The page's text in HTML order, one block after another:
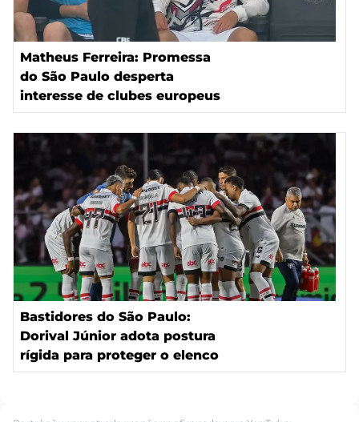
Matheus Ferreira: Promessa
do São Paulo desperta
interesse de clubes europeus
Bastidores do São Paulo:
Dorival Júnior adota postura
rígida para proteger o elenco